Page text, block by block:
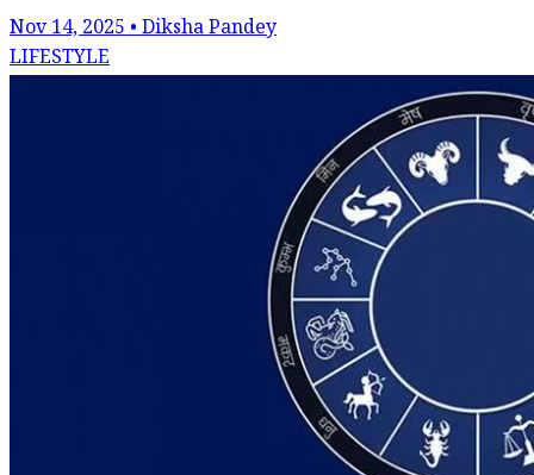
Nov 14, 2025 • Diksha Pandey
LIFESTYLE